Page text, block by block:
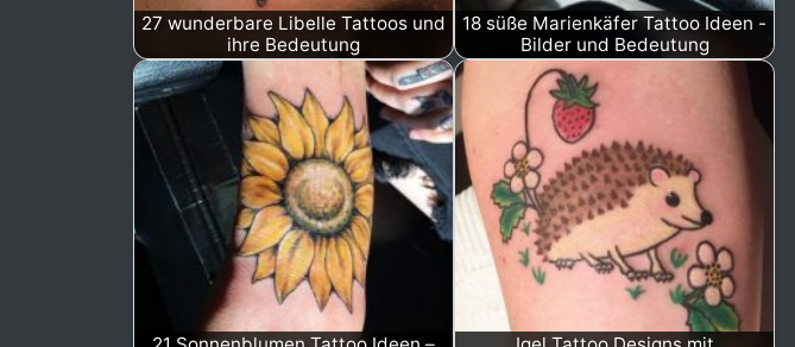
27 wunderbare Libelle Tattoos und
ihre Bedeutung
18 süße Marienkäfer Tattoo Ideen -
Bilder und Bedeutung